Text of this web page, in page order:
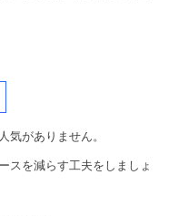
気がありません。
スを減らす工夫をしましょ